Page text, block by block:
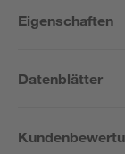
Eigenschaften
Datenblätter